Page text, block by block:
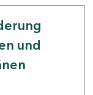
und